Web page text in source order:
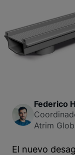
Federico
Atrim
El nuevo